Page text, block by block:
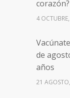
corazón?
4
de
años
21